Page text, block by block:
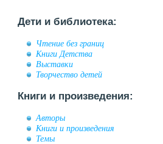
Дети и библиотека:
Чтение без границ
Книги Детства
Выставки
Творчество детей
Книги и произведения:
Авторы
Книги и произведения
Темы